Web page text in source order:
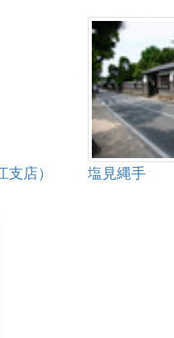
店） 塩見縄手